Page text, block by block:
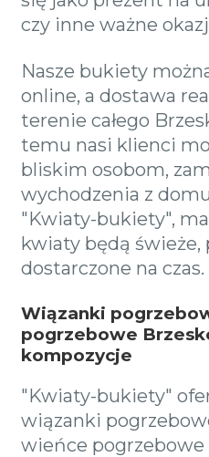
czy inne ważne
Nasze bukiety
online, a dostawa
terenie całego
temu nasi klienci
bliskim osobom,
wychodzenia z
"Kwiaty-bukiety",
kwiaty będą świeże,
dostarczone na czas.
Wiązanki
pogrzebowe
kompozycje
"Kwiaty-bukiety"
wiązanki
wieńce pogrzebowe